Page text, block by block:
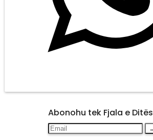
Abonohu tek Fjala e Ditës